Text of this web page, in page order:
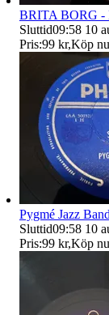
BRITA BORG
Sluttid09:58 10
Pris:99 kr,Köp nu
Pygmé Jazz
Sluttid09:58 10
Pris:99 kr,Köp nu